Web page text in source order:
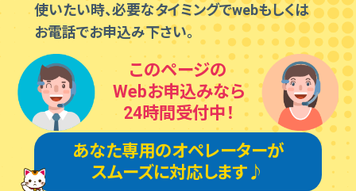
使いたい時、必要なタイミングでwebもしくは
お電話でお申込み下さい。
このページの
Webお申込みなら
24時間受付中！
あなた専⽤のオペレーターが
スムーズに対応します♪